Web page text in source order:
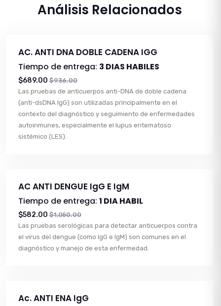
Análisis Relacionados
AC. ANTI DNA DOBLE CADENA IGG
Tiempo de entrega: 3 DIAS HABILES
$689.00 $936.00
Las pruebas de anticuerpos anti-DNA de doble cadena
(anti-dsDNA IgG) son utilizadas principalmente en el
contexto del diagnóstico y seguimiento de enfermedades
autoinmunes, especialmente el lupus eritematoso
sistémico (LES).
AC ANTI DENGUE IgG E IgM
Tiempo de entrega: 1 DIA HABIL
$582.00 $1,050.00
Las pruebas serológicas para detectar anticuerpos contra
el virus del dengue (como IgG e IgM) son comunes en el
diagnóstico y manejo de esta enfermedad.
Ac. ANTI ENA IgG